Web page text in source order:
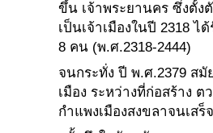
ขึ้น เจ้าพระยานคร ซึ่งตั้ง
เป็นเจ้าเมืองในปี 2318
8 คน (พ.ศ.2318-2444)
จนกระทั่ง ปี พ.ศ.2379 สมั
เมือง ระหว่างที่ก่อสร้าง
กำแพงเมืองสงขลาจนเส